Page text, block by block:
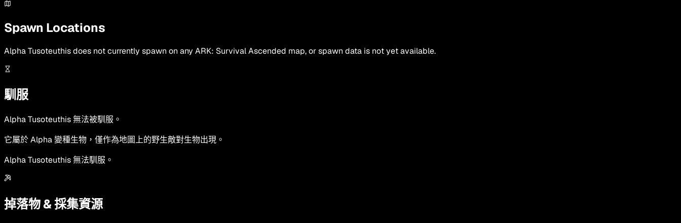
Spawn Locations
Alpha Tusoteuthisdoes not currently spawn on any ARK: Survival Ascended map, or spawn data is not yet available.
馴服
Alpha Tusoteuthis 無法被馴服。
它屬於 Alpha 變種生物，僅作為地圖上的野生敵對生物出現。
Alpha Tusoteuthis 無法馴服。
掉落物 & 採集資源